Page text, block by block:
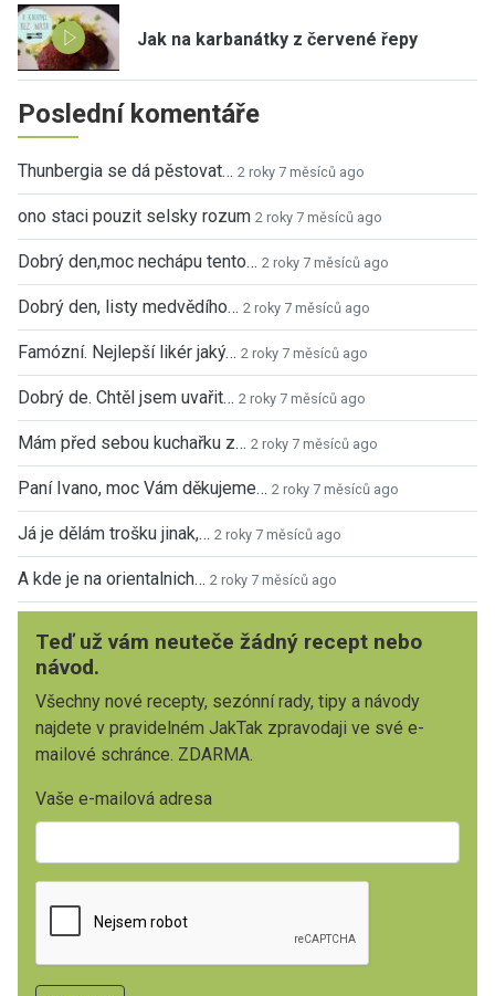
Jak na karbanátky z červené řepy
Poslední komentáře
Thunbergia se dá pěstovat… 2 roky 7 měsíců ago
ono staci pouzit selsky rozum 2 roky 7 měsíců ago
Dobrý den,moc nechápu tento… 2 roky 7 měsíců ago
Dobrý den, listy medvědího… 2 roky 7 měsíců ago
Famózní. Nejlepší likér jaký… 2 roky 7 měsíců ago
Dobrý de. Chtěl jsem uvařit… 2 roky 7 měsíců ago
Mám před sebou kuchařku z… 2 roky 7 měsíců ago
Paní Ivano, moc Vám děkujeme… 2 roky 7 měsíců ago
Já je dělám trošku jinak,… 2 roky 7 měsíců ago
A kde je na orientalnich… 2 roky 7 měsíců ago
Teď už vám neuteče žádný recept nebo
návod.
Všechny nové recepty, sezónní rady, tipy a návody
najdete v pravidelném JakTak zpravodaji ve své e-
mailové schránce. ZDARMA.
Vaše e-mailová adresa